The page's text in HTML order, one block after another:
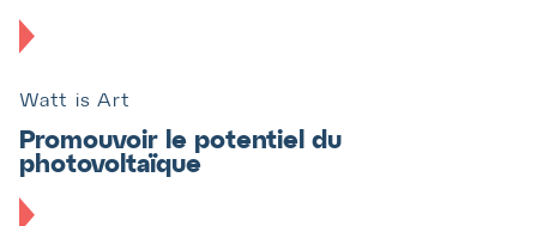
Watt is Art
Promouvoir le potentiel du
photovoltaïque